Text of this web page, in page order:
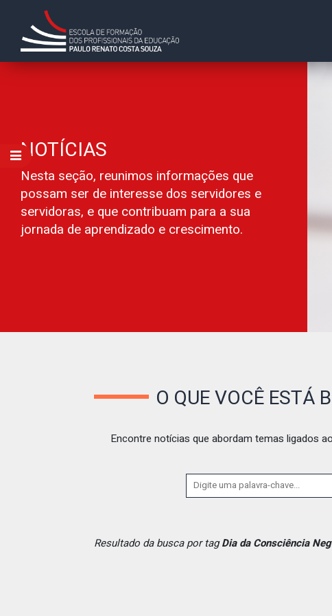
NOTÍCIAS
Nesta seção, reunimos informações que
possam ser de interesse dos servidores e
servidoras, e que contribuam para a sua
jornada de aprendizado e crescimento.
O QUE VOCÊ ESTÁ
Encontre notícias que abordam temas ligados
Resultado da busca por tagDia da Consciência